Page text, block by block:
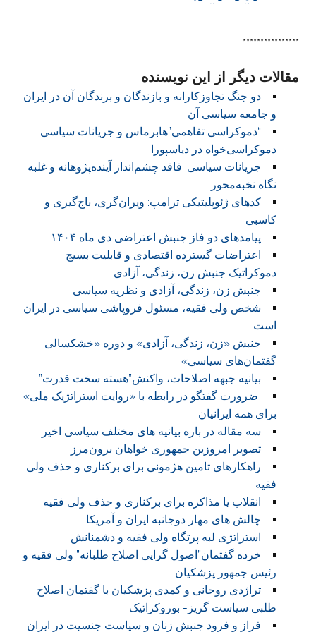
****************
مقالات دیگر از این نویسنده
دو جنگ تجاوزکارانه و بازندگان و برندگان آن در ایران
و جامعه سیاسی آن
“دموکراسی تفاهمی”هابرماس و جریانات سیاسی
دموکراسی‌خواه در دیاسپورا
جریانات سیاسی: فاقد چشم‌انداز آینده‌پژوهانه و غلبه
نگاه نخبه‌محور
کدهای ژئوپلیتیکی ترامپ: ویران‌گری، باج‌گیری و
کاسبی
پیامدهای دو فاز جنبش اعتراضی دی ماه ۱۴۰۴
اعتراضات گسترده اقتصادی و قابلیت بسیج
دموکراتیک جنبش زن، زندگی، آزادی
جنبش زن، زندگی، آزادی و نظریه سیاسی
شخص ولی فقیه، مسئول فروپاشی سیاسی در ایران
است
جنبش «زن، زندگی، آزادی» و دوره «خشکسالی
گفتمان‌های سیاسی»
بیانیه جبهه اصلاحات، واکنش”هسته سخت قدرت”
ضرورت گفتگو در رابطه با «روایت استراتژیک ملی»
برای همه ایرانیان
سه مقاله در باره بیانیه های مختلف سیاسی اخیر
تصویر امروزین جمهوری خواهان برون‌مرز
راهکارهای تامین هژمونی برای برکناری و حذف ولی
فقیه
انقلاب یا مذاکره برای برکناری و حذف ولی فقیه
چالش های مهار دوجانبه ایران و آمریکا
استراتژی لبه پرتگاه ولی فقیه و دشمنانش
خرده گفتمان”اصول گرایی اصلاح طلبانه” ولی فقیه و
رئیس جمهور پزشکیان
تراژدی روحانی و کمدی پزشکیان با گفتمان اصلاح
طلبی سیاست گریز- بوروکراتیک
فراز و فرود جنبش زنان و سیاست جنسیت در ایران